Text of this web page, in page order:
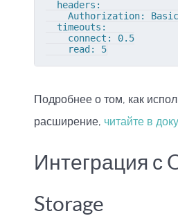
  headers:
Authorization:
  timeouts:
    connect: 0.5
    read: 5
Подробнее о том, как
расширение, читайте в
Интеграция с
Storage